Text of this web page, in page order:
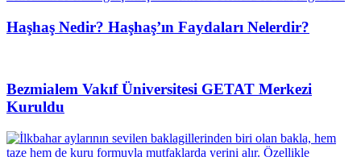
Haşhaş Nedir? Haşhaş’ın Faydaları Nelerdir?
Bezmialem Vakıf Üniversitesi GETAT Merkezi
Kuruldu